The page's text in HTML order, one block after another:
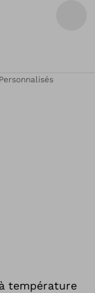
température